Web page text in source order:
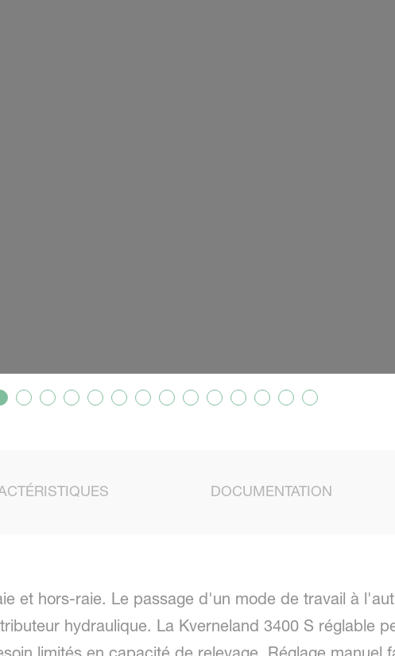
DOCUMENTATION
et hors-raie. Le passage d'un mode de travail à
hydraulique. La Kverneland 3400 S réglable